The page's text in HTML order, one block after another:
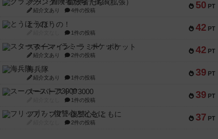
50 PT
クランク! ：冒険者たち（拡張）
紹介文あり 4件の投稿
42 PT
とうほうの！
1件の投稿
42 PT
スターマイン・ラミー ポケット
紹介文あり 2件の投稿
39 PT
海兵隊
紹介文あり 1件の投稿
39 PT
スーパーストア3000
1件の投稿
37 PT
フリップ７：復讐心とともに
2件の投稿